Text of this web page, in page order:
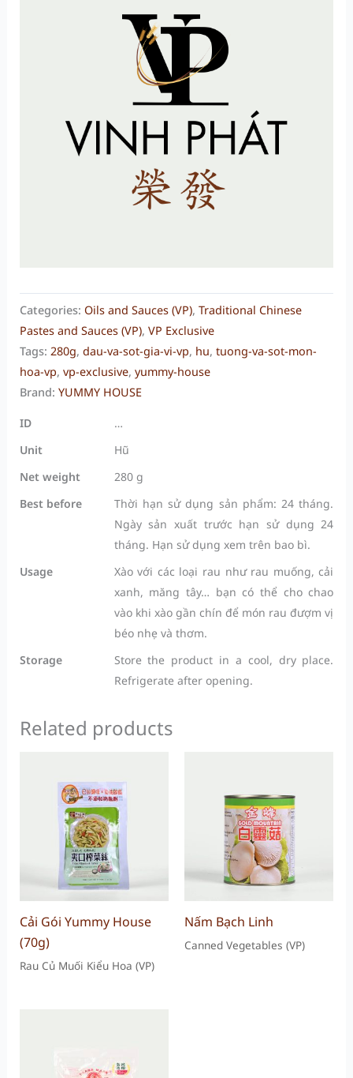
Categories: Oils and Sauces (VP), Traditional Chinese
Pastes and Sauces (VP), VP Exclusive
Tags: 280g, dau-va-sot-gia-vi-vp, hu, tuong-va-sot-mon-
hoa-vp, vp-exclusive, yummy-house
Brand: YUMMY HOUSE
ID
…
Unit
Hũ
Net weight
280 g
Best before
Thời hạn sử dụng sản phẩm: 24 tháng.
Ngày sản xuất trước hạn sử dụng 24
tháng. Hạn sử dụng xem trên bao bì.
Usage
Xào với các loại rau như rau muống, cải
xanh, măng tây… bạn có thể cho chao
vào khi xào gần chín để món rau đượm vị
béo nhẹ và thơm.
Storage
Store the product in a cool, dry place.
Refrigerate after opening.
Related products
Cải Gói Yummy House
(70g)
Rau Củ Muối Kiểu Hoa (VP)
Nấm Bạch Linh
Canned Vegetables (VP)